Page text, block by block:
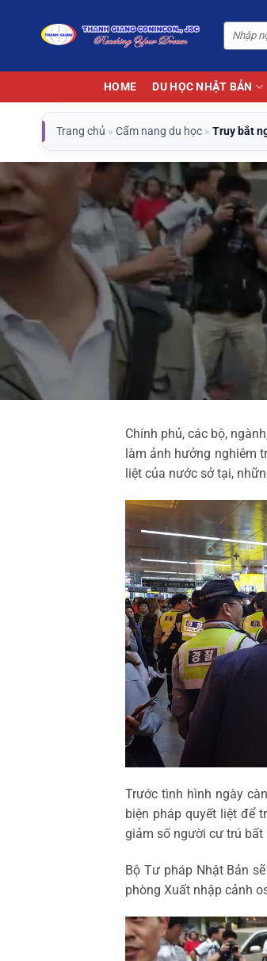
dung
HOME DU HỌC NHẬT BẢN
Trang chủ » Cẩm nang du học » Truy bắt
Chính phủ, các bộ,
làm ảnh hưởng nghiêm
liệt của nước sở tại,
Trước tình hình ngày
biện pháp quyết liệt để
giảm số người cư trú bất
Bộ Tư pháp Nhật Bản
phòng Xuất nhập cảnh